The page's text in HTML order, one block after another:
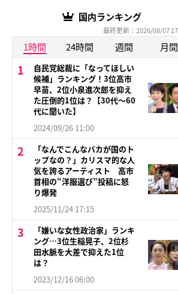
国内ランキング
最終更新：2026/08/07
1時間 24時間 週間 月間
自民党総裁に「なってほしい
候補」ランキング！3位高市
早苗、2位小泉進次郎を抑え
た圧倒的1位は？【30代〜60
代に聞いた】
2024/09/26 11:00
「なんでこんなバカが国のト
ップなの？」カリスマ的な人
気を誇るアーティスト 高市
首相の“洋服選び”投稿に怒
り爆発
2025/11/24 17:15
「嫌いな女性政治家」ランキ
ング…3位生稲晃子、2位杉
田水脈を大差で抑えた1位
は？
2023/12/16 06:00